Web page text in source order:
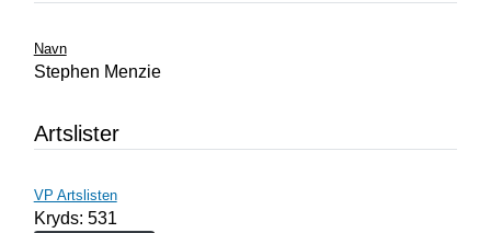
Navn
Stephen Menzie
Artslister
VP Artslisten
Kryds: 531